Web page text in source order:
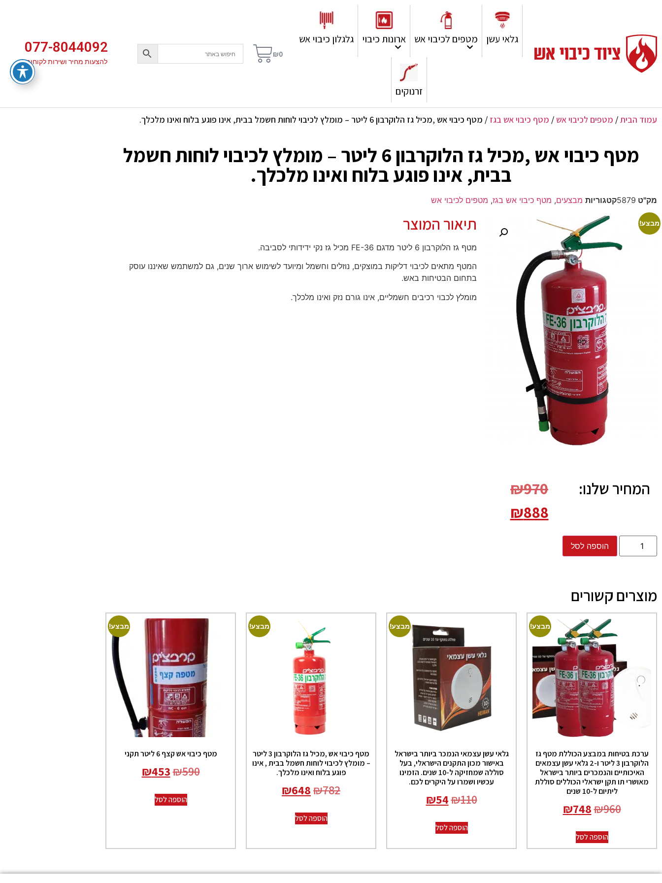
גלאי עשן מטפים לכיבוי אש ארונות כיבוי גלגלון כיבוי אש
זרנוקים
₪0
077-8044092
להצעות מחיר ושירות לקוחות
עמוד הבית/ מטפים לכיבוי אש / מטף כיבוי אש בגז / מטף כיבוי אש ,מכיל גז הלוקרבון 6 ליטר – מומלץ לכיבוי לוחות חשמל בבית, אינו פוגע בלוח ואינו מלכלך.
מטף כיבוי אש ,מכיל גז הלוקרבון 6 ליטר – מומלץ לכיבוי לוחות חשמל
בבית, אינו פוגע בלוח ואינו מלכלך.
מק"ט 5879קטגוריות מבצעים, מטף כיבוי אש בגז, מטפים לכיבוי אש
מבצע!
המחיר שלנו: ₪970
₪888
הוספה לסל
תיאור המוצר
מטף גז הלוקרבון 6 ליטר מדגם FE-36 מכיל גז נקי ידידותי לסביבה.
המטף מתאים לכיבוי דליקות במוצקים, נוזלים וחשמל ומיועד לשימוש ארוך שנים, גם למשתמש שאיננו עוסק
בתחום הבטיחות באש.
מומלץ לכבוי רכיבים חשמליים, אינו גורם נזק ואינו מלכלך.
מוצרים קשורים
מבצע!
ערכת בטיחות במבצע הכוללת מטף גז
הלוקרבון 3 ליטר ו-2 גלאי עשן עצמאים
האיכותיים והנמכרים ביותר בישראל
מאושרי תו תקן ישראלי הכוללים סוללת
ליתיום ל-10 שנים
₪960
₪748
הוספה לסל
מבצע!
גלאי עשן עצמאי הנמכר ביותר בישראל
באישור מכון התקנים הישראלי, בעל
סוללה שמחזיקה ל-10 שנים. הזמינו
עכשיו ושמרו על היקרים לכם.
₪110
₪54
הוספה לסל
מבצע!
מטף כיבוי אש ,מכיל גז הלוקרבון 3 ליטר
– מומלץ לכיבוי לוחות חשמל בבית , אינו
פוגע בלוח ואינו מלכלך.
₪782
₪648
הוספה לסל
מבצע!
מטף כיבוי אש קצף 6 ליטר תקני
₪590
₪453
הוספה לסל